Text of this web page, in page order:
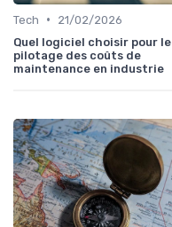
Tech •
21/02/2026
Quel logiciel choisir pour le
pilotage des coûts de
maintenance en industrie